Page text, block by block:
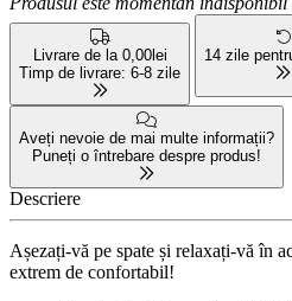
Livrare de la 0,00lei
Timp de livrare: 6-8 zile
14 zile
Aveți nevoie de mai multe informații?
Puneți o întrebare despre produs!
Descriere
Așezați-vă pe spate și relaxați-vă în
extrem de confortabil!